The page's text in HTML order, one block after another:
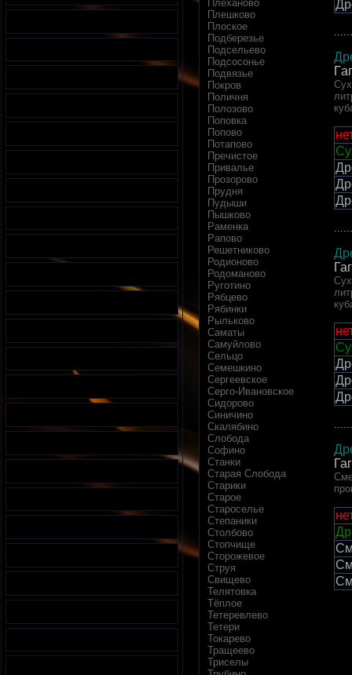
Плеханово
Плешково
Плоское
Подберезье
Подсельево
Подсосонье
Подвязье
Покров
Поличня
Полозово
Поповка
Попово
Потапово
Пречистое
Привалье
Прозорово
Прудня
Пудыши
Пышково
Раменка
Рапово
Решетниково
Родионово
Родоманово
Руготино
Рябцево
Рябинки
Рыльково
Саматы
Самуйлово
Сельцо
Семешкино
Сергеевское
Серго-Ивановское
Сидорово
Синичино
Скалябино
Слобода
Софино
Станки
Старая Слобода
Старики
Старое
Староселье
Степаники
Столбово
Стопчище
Сторожевое
Струя
Свищево
Телятовка
Тёплое
Тетеревлево
Тетери
Токарево
Тращеево
Триселы